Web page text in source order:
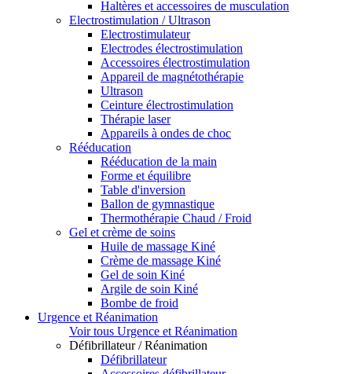
Haltères et accessoires de musculation
Electrostimulation / Ultrason
Electrostimulateur
Electrodes électrostimulation
Accessoires électrostimulation
Appareil de magnétothérapie
Ultrason
Ceinture électrostimulation
Thérapie laser
Appareils à ondes de choc
Rééducation
Rééducation de la main
Forme et équilibre
Table d'inversion
Ballon de gymnastique
Thermothérapie Chaud / Froid
Gel et crème de soins
Huile de massage Kiné
Crème de massage Kiné
Gel de soin Kiné
Argile de soin Kiné
Bombe de froid
Urgence et Réanimation
Voir tous Urgence et Réanimation
Défibrillateur / Réanimation
Défibrillateur